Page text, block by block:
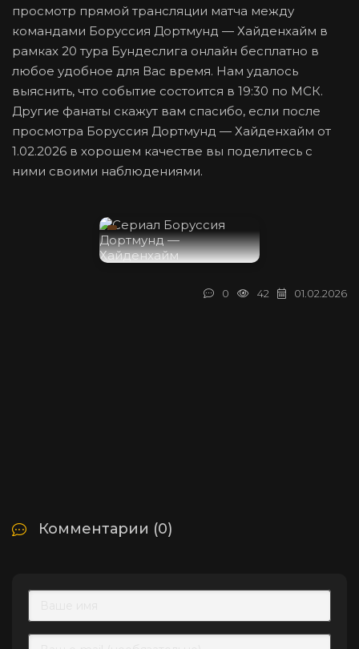
просмотр прямой трансляции матча между
командами Боруссия Дортмунд — Хайденхайм в
рамках 20 тура Бундеслига онлайн бесплатно в
любое удобное для Вас время. Нам удалось
выяснить, что событие состоится в 19:30 по МСК.
Другие фанаты скажут вам спасибо, если после
просмотра Боруссия Дортмунд — Хайденхайм от
1.02.2026 в хорошем качестве вы поделитесь с
ними своими наблюдениями.
01.02.2026
42
0
Комментарии (0)